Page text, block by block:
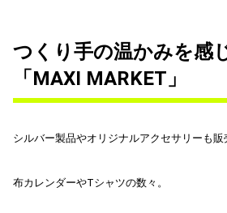
つくり手の温かみを感
「MAXI MARKET」
シルバー製品やオリジナルアクセサリーも販
布カレンダーやTシャツの数々。